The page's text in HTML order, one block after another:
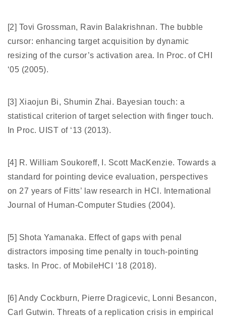
[2] Tovi Grossman, Ravin Balakrishnan. The bubble
cursor: enhancing target acquisition by dynamic
resizing of the cursor’s activation area. In Proc. of CHI
‘05 (2005).
[3] Xiaojun Bi, Shumin Zhai. Bayesian touch: a
statistical criterion of target selection with finger touch.
In Proc. UIST of ‘13 (2013).
[4] R. William Soukoreff, I. Scott MacKenzie. Towards a
standard for pointing device evaluation, perspectives
on 27 years of Fitts’ law research in HCI. International
Journal of Human-Computer Studies (2004).
[5] Shota Yamanaka. Effect of gaps with penal
distractors imposing time penalty in touch-pointing
tasks. In Proc. of MobileHCI ‘18 (2018).
[6] Andy Cockburn, Pierre Dragicevic, Lonni Besancon,
Carl Gutwin. Threats of a replication crisis in empirical